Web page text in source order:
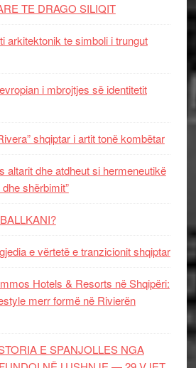
TE DRAGO SILIQIT
arkitektonik te simboli i trungut
i mbrojtjes së identitetit
shqiptar i artit tonë kombëtar
altarit dhe atdheut si hermeneutikë
shërbimit”
e vërtetë e tranzicionit shqiptar
Hotels & Resorts në Shqipëri:
merr formë në Rivierën
E SPANJOLLES NGA